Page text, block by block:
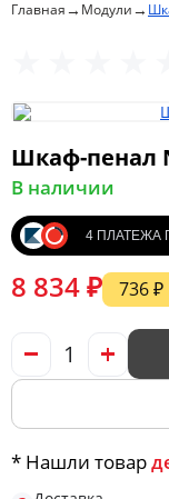
Кухня
Гостиная
Мягкая
Шкафы
Спальня
Главная→ Модули→
Шкаф-пенал
В наличии
4 ПЛАТЕЖА
8 834 ₽ 736 ₽
* Нашли товар